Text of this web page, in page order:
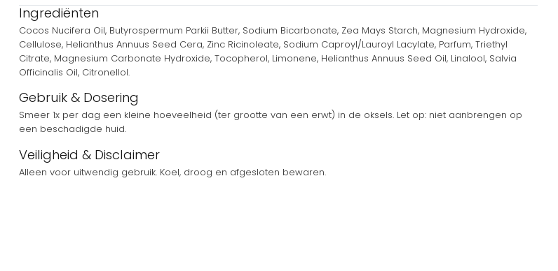
Ingrediënten
Cocos Nucifera Oil, Butyrospermum Parkii Butter, Sodium Bicarbonate, Zea Mays Starch, Magnesium Hydroxide,
Cellulose, Helianthus Annuus Seed Cera, Zinc Ricinoleate, Sodium Caproyl/Lauroyl Lacylate, Parfum, Triethyl
Citrate, Magnesium Carbonate Hydroxide, Tocopherol, Limonene, Helianthus Annuus Seed Oil, Linalool, Salvia
Officinalis Oil, Citronellol.
Gebruik & Dosering
Smeer 1x per dag een kleine hoeveelheid (ter grootte van een erwt) in de oksels. Let op: niet aanbrengen op
een beschadigde huid.
Veiligheid & Disclaimer
Alleen voor uitwendig gebruik. Koel, droog en afgesloten bewaren.